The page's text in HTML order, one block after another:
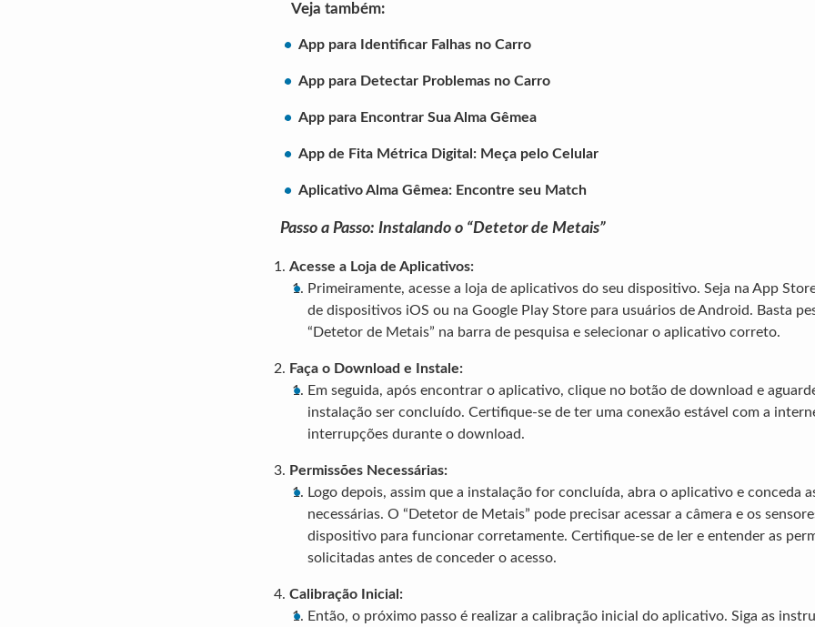
Veja também:
App para Identificar Falhas no Carro
App para Detectar Problemas no Carro
App para Encontrar Sua Alma Gêmea
App de Fita Métrica Digital: Meça pelo Celular
Aplicativo Alma Gêmea: Encontre seu Match
Passo a Passo: Instalando o “Detetor de Metais”
Acesse a Loja de Aplicativos:
Primeiramente, acesse a loja de aplicativos do seu dispositivo. Seja na App
de dispositivos iOS ou na Google Play Store para usuários de Android. Basta
“Detetor de Metais” na barra de pesquisa e selecionar o aplicativo correto.
Faça o Download e Instale:
Em seguida, após encontrar o aplicativo, clique no botão de download e
instalação ser concluído. Certifique-se de ter uma conexão estável com a
interrupções durante o download.
Permissões Necessárias:
Logo depois, assim que a instalação for concluída, abra o aplicativo e conceda
necessárias. O “Detetor de Metais” pode precisar acessar a câmera e os
dispositivo para funcionar corretamente. Certifique-se de ler e entender as
solicitadas antes de conceder o acesso.
Calibração Inicial:
Então, o próximo passo é realizar a calibração inicial do aplicativo. Siga as